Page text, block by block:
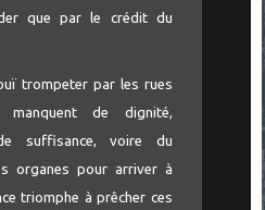
que par le crédit du
trompeter par les rues
de dignité,
suffisance, voire du
organes pour arriver à
triomphe à prêcher ces